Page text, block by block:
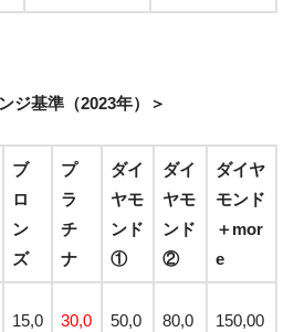
ジ基準（2023年）＞
ブ
ロ
ン
ズ
プ
ラ
チ
ナ
ダイ
ヤモ
ンド
①
ダイ
ヤモ
ンド
②
ダイヤ
モンド
＋mor
e
15,0
30,0
50,0
80,0
150,00